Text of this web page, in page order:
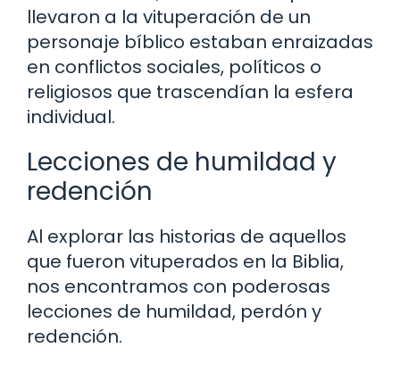
llevaron a la vituperación de un
personaje bíblico estaban enraizadas
en conflictos sociales, políticos o
religiosos que trascendían la esfera
individual.
Lecciones de humildad y
redención
Al explorar las historias de aquellos
que fueron vituperados en la Biblia,
nos encontramos con poderosas
lecciones de humildad, perdón y
redención.